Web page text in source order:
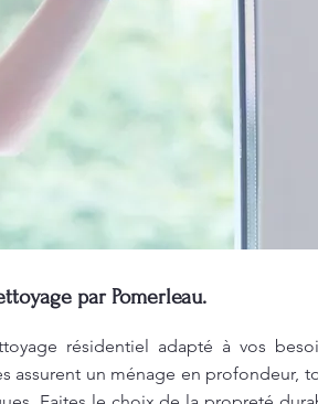
par Pomerleau.
résidentiel adapté à vos
assurent un ménage en profondeur,